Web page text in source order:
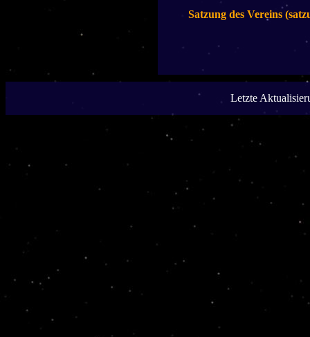
Satzung des Vereins
Letzte